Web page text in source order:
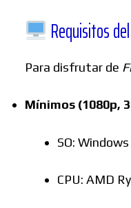
Requisitos
Para disfrutar de
Mínimos (1080p,
SO:
CPU: AMD